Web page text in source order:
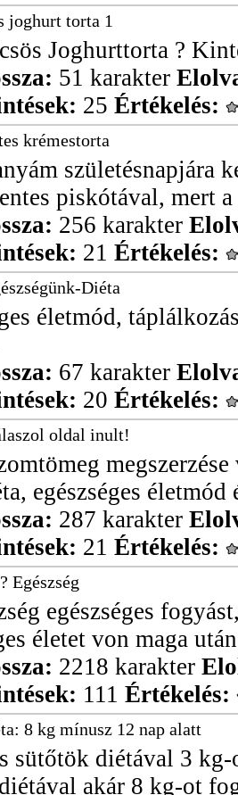
joghurt torta 1
Joghurttorta ?
51 karakter
25 Értékelés:
krémestorta
születésnapjára
piskótával, mert
256 karakter
21 Értékelés:
Diéta
életmód,
67 karakter
20 Értékelés:
oldal inult!
egészséges életmód
287 karakter
21 Értékelés:
Egészség
egészséges
életet von maga
2218 karakter
111 Értékelés:
8 kg mínusz 12 nap alatt
sütőtök diétával 3
akár 8 kg-ot